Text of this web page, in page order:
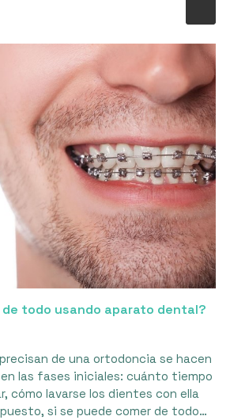
de todo usando aparato dental?
de una ortodoncia se hacen
las fases iniciales: cuánto tiempo
cómo lavarse los dientes con ella
si se puede comer de todo